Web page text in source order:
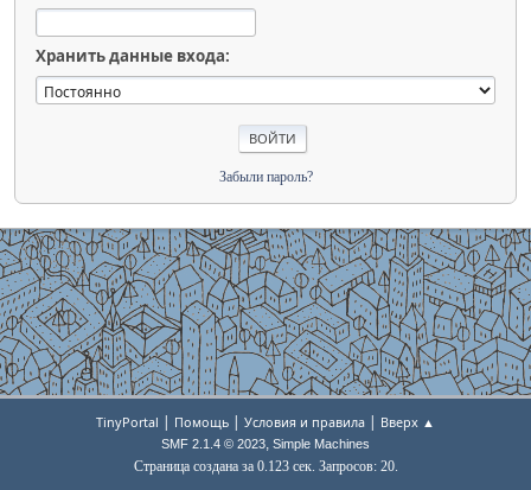
Хранить данные входа:
Забыли пароль?
TinyPortal | Помощь | Условия и правила | Вверх ▲
SMF 2.1.4 © 2023, Simple Machines
Страница создана за 0.123 сек. Запросов: 20.